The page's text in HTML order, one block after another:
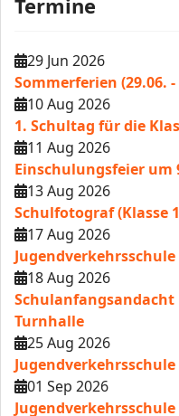
Termine
29 Jun 2026
Sommerferien (29.06. -
10 Aug 2026
1. Schultag für die
11 Aug 2026
Einschulungsfeier um
13 Aug 2026
Schulfotograf (Klasse
17 Aug 2026
Jugendverkehrsschule
18 Aug 2026
Schulanfangsandacht
Turnhalle
25 Aug 2026
Jugendverkehrsschule
01 Sep 2026
Jugendverkehrsschule